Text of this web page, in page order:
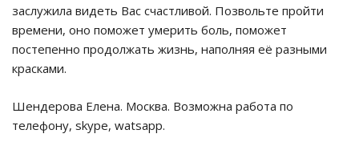
заслужила видеть Вас счастливой. Позвольте пройти
времени, оно поможет умерить боль, поможет
постепенно продолжать жизнь, наполняя её разными
красками.
Шендерова Елена. Москва. Возможна работа по
телефону, skype, watsapp.